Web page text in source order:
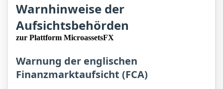
Warnhinweise der
Aufsichtsbehörden
zur Plattform MicroassetsFX
Warnung der englischen
Finanzmarktaufsicht (FCA)